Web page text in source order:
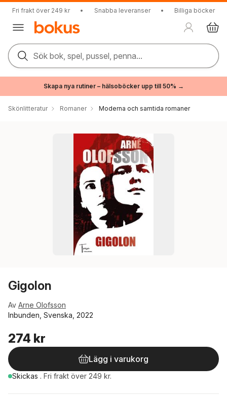
Fri frakt över 249 kr • Snabba leveranser • Billiga böcker
Sök bok, spel, pussel, penna...
Skapa nya rutiner – hälsoböcker upp till 50% →
Skönlitteratur Romaner Moderna och samtida romaner
Gigolon
Av Arne Olofsson
Inbunden, Svenska, 2022
274 kr
Lägg i varukorg
Skickas . Fri frakt över 249 kr.